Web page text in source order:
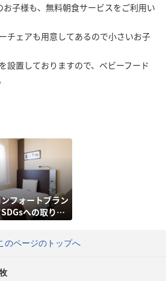
子様も、無料朝食サービスをご利用い
チェアも用意してあるので小さいお子
設置しておりますので、ベビーフード
フォートブラン
への取り組
のページのトップへ